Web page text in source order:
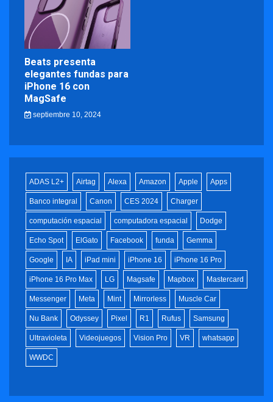
Beats presenta
elegantes fundas para
iPhone 16 con
MagSafe
septiembre 10, 2024
ADAS L2+ Airtag Alexa Amazon Apple Apps
Banco integral Canon CES 2024 Charger
computación espacial computadora espacial Dodge
Echo Spot ElGato Facebook funda Gemma
Google IA iPad mini iPhone 16 iPhone 16 Pro
iPhone 16 Pro Max LG Magsafe Mapbox Mastercard
Messenger Meta Mint Mirrorless Muscle Car
Nu Bank Odyssey Pixel R1 Rufus Samsung
Ultravioleta Videojuegos Vision Pro VR whatsapp
WWDC